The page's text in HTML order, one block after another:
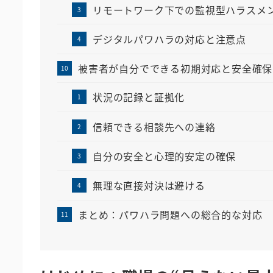
リモートワーク下での監視型ハラスメ
デジタルパワハラの対応と注意点
被害者が自分でできる初期対応と安全確保
状況の記録と証拠化
信頼できる相談先への連絡
自分の安全と心理的安定の確保
無理な直接対決は避ける
まとめ：パワハラ問題への総合的な対応